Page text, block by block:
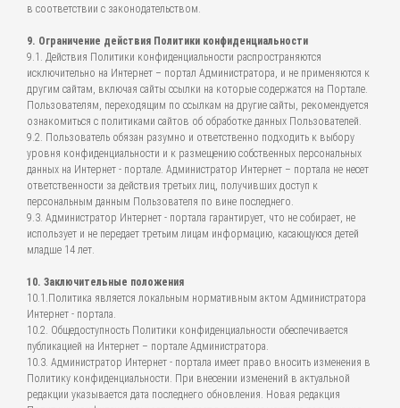
в соответствии с законодательством.
9. Ограничение действия Политики конфиденциальности
9.1. Действия Политики конфиденциальности распространяются
исключительно на Интернет – портал Администратора, и не применяются к
другим сайтам, включая сайты ссылки на которые содержатся на Портале.
Пользователям, переходящим по ссылкам на другие сайты, рекомендуется
ознакомиться с политиками сайтов об обработке данных Пользователей.
9.2. Пользователь обязан разумно и ответственно подходить к выбору
уровня конфиденциальности и к размещению собственных персональных
данных на Интернет - портале. Администратор Интернет – портала не несет
ответственности за действия третьих лиц, получивших доступ к
персональным данным Пользователя по вине последнего.
9.3. Администратор Интернет - портала гарантирует, что не собирает, не
использует и не передает третьим лицам информацию, касающуюся детей
младше 14 лет.
10. Заключительные положения
10.1.Политика является локальным нормативным актом Администратора
Интернет - портала.
10.2. Общедоступность Политики конфиденциальности обеспечивается
публикацией на Интернет – портале Администратора.
10.3. Администратор Интернет - портала имеет право вносить изменения в
Политику конфиденциальности. При внесении изменений в актуальной
редакции указывается дата последнего обновления. Новая редакция